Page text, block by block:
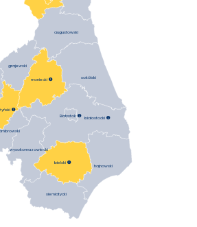
augustowski
białostocki 
bielski
grajewski
hajnowski

moniecki 
siemiatycki
sokólski
wysokomazowiecki
Białystok